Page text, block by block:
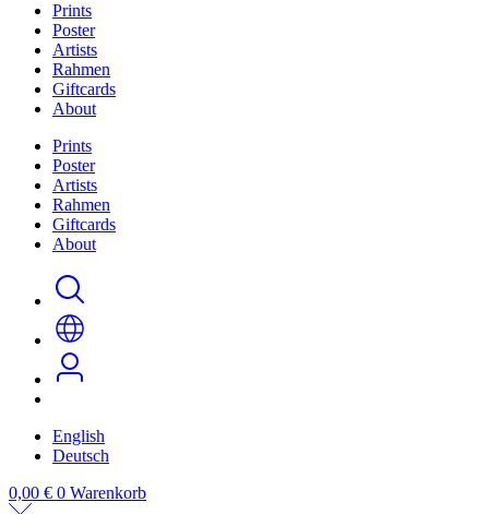
Prints
Poster
Artists
Rahmen
Giftcards
About
Prints
Poster
Artists
Rahmen
Giftcards
About
English
Deutsch
0,00 € 0 Warenkorb